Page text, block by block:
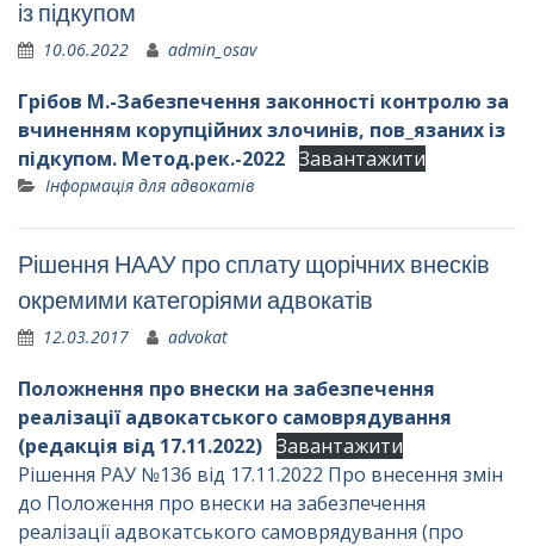
із підкупом
10.06.2022 admin_osav
Грібов М.-Забезпечення законності контролю за
вчиненням корупційних злочинів, пов_язаних із
підкупом. Метод.рек.-2022 Завантажити
Інформація для адвокатів
Рішення НААУ про сплату щорічних внесків
окремими категоріями адвокатів
12.03.2017 advokat
Положнення про внески на забезпечення
реалізації адвокатського самоврядування
(редакція від 17.11.2022) Завантажити
Рішення РАУ №136 від 17.11.2022 Про внесення змін
до Положення про внески на забезпечення
реалізації адвокатського самоврядування (про